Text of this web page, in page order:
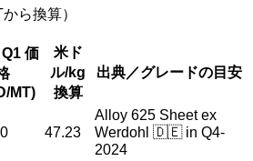
ら換算）
価
MT)
米ド
ル/kg
換算
出典／グレードの目安
47.23
Alloy 625 Sheet ex
Werdohl 🇩🇪 in Q4-
2024